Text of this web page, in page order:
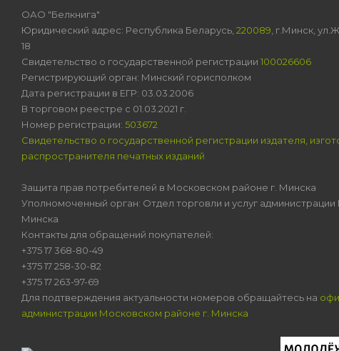
ОАО "Белкнига"
Юридический адрес: Республика Беларусь, 220089 , г.Минск,
18
Свидетельство о государственной регистрации 100026606
Регистрирующий орган: Минский горисполком
Дата регистрации в ЕГР: 03.03.2006
В торговом реестре с 01.03.2021 г.
Номер регистрации: 503672
Свидетельство о государственной регистрации издателя,
распространителя печатных изданий
Защита прав потребителей в Московском районе г. Минска
Уполномоченный орган: Отдел торговли и услуг администрации
Минска
Контакты для обращений покупателей:
+375 17 368-80-49
+375 17 258-30-82
+375 17 263-97-69
Для подтверждения актуальности номеров обращайтесь на
администрации Московском районе г. Минска